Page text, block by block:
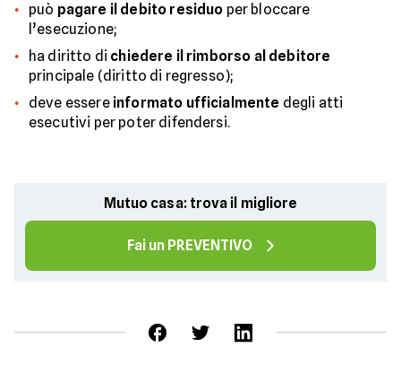
può pagare il debito residuo per bloccare
l’esecuzione;
ha diritto di chiedere il rimborso al debitore
principale (diritto di regresso);
deve essere informato ufficialmente degli atti
esecutivi per poter difendersi.
Mutuo casa: trova il migliore
Fai un PREVENTIVO